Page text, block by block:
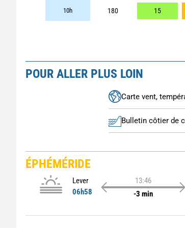
10h 180 15
POUR ALLER PLUS LOIN
Carte vent,
Bulletin côtier de
ÉPHÉMÉRIDE
Lever
06h58
13:46
-3 min